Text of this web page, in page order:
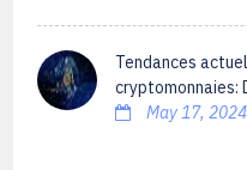
Tendances
cryptomonnaies:
May 17, 2024